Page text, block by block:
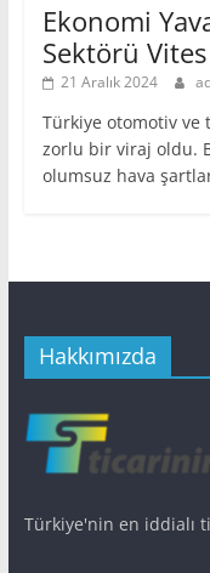
Ekonomi
Sektörü
21 Aralık 2024
Türkiye otomotiv ve
zorlu bir viraj oldu.
olumsuz hava
Hakkımızda
Türkiye'nin en iddialı